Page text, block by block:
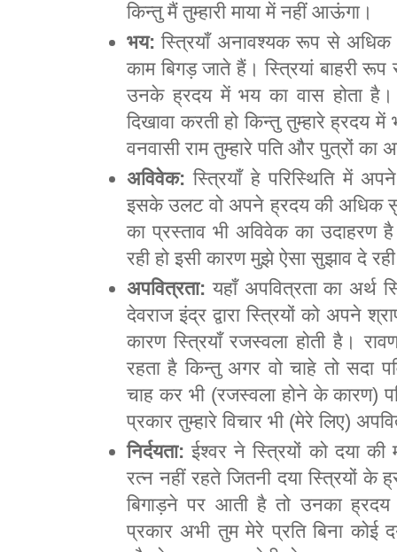
किन्तु मैं तुम्हारी माया में नहीं आऊंगा।
भय: स्त्रियाँ अनावश्यक रूप से
काम बिगड़ जाते हैं। स्त्रियां बाहरी
उनके ह्रदय में भय का वास होता
दिखावा करती हो किन्तु तुम्हारे ह्रदय
वनवासी राम तुम्हारे पति और पुत्रों का
अविवेक: स्त्रियाँ हे परिस्थिति में
इसके उलट वो अपने ह्रदय की अधिक
का प्रस्ताव भी अविवेक का
रही हो इसी कारण मुझे ऐसा सुझाव दे
अपवित्रता: यहाँ अपवित्रता का अर्थ
देवराज इंद्र द्वारा स्त्रियों को अपने
कारण स्त्रियाँ रजस्वला होती है।
रहता है किन्तु अगर वो चाहे तो सदा
चाह कर भी (रजस्वला होने के कारण)
प्रकार तुम्हारे विचार भी (मेरे लिए)
निर्दयता: ईश्वर ने स्त्रियों को दया की
रत्न नहीं रहते जितनी दया स्त्रियों के
बिगाड़ने पर आती है तो उनका
प्रकार अभी तुम मेरे प्रति बिना कोई